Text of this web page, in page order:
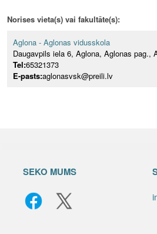
Norises vieta(s) vai fakultāte(s):
Aglona - Aglonas vidusskola
Daugavpils iela 6, Aglona, Aglonas pag.,
Tel:65321373
E-pasts:aglonasvsk@preili.lv
SEKO MUMS